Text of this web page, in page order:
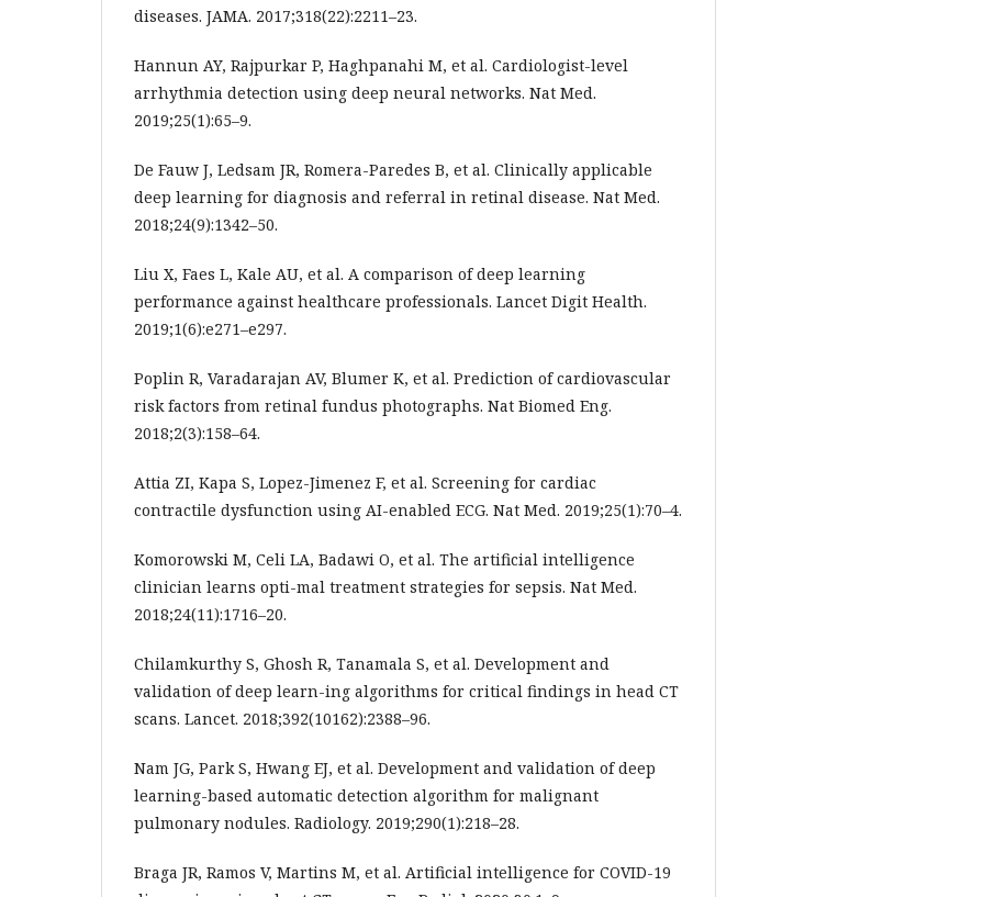
diseases. JAMA. 2017;318(22):2211–23.
Hannun AY, Rajpurkar P, Haghpanahi M, et al. Cardiologist-level
arrhythmia detection using deep neural networks. Nat Med.
2019;25(1):65–9.
De Fauw J, Ledsam JR, Romera-Paredes B, et al. Clinically applicable
deep learning for diagnosis and referral in retinal disease. Nat Med.
2018;24(9):1342–50.
Liu X, Faes L, Kale AU, et al. A comparison of deep learning
performance against healthcare professionals. Lancet Digit Health.
2019;1(6):e271–e297.
Poplin R, Varadarajan AV, Blumer K, et al. Prediction of cardiovascular
risk factors from retinal fundus photographs. Nat Biomed Eng.
2018;2(3):158–64.
Attia ZI, Kapa S, Lopez-Jimenez F, et al. Screening for cardiac
contractile dysfunction using AI-enabled ECG. Nat Med. 2019;25(1):70–4.
Komorowski M, Celi LA, Badawi O, et al. The artificial intelligence
clinician learns opti-mal treatment strategies for sepsis. Nat Med.
2018;24(11):1716–20.
Chilamkurthy S, Ghosh R, Tanamala S, et al. Development and
validation of deep learn-ing algorithms for critical findings in head CT
scans. Lancet. 2018;392(10162):2388–96.
Nam JG, Park S, Hwang EJ, et al. Development and validation of deep
learning-based automatic detection algorithm for malignant
pulmonary nodules. Radiology. 2019;290(1):218–28.
Braga JR, Ramos V, Martins M, et al. Artificial intelligence for COVID-19